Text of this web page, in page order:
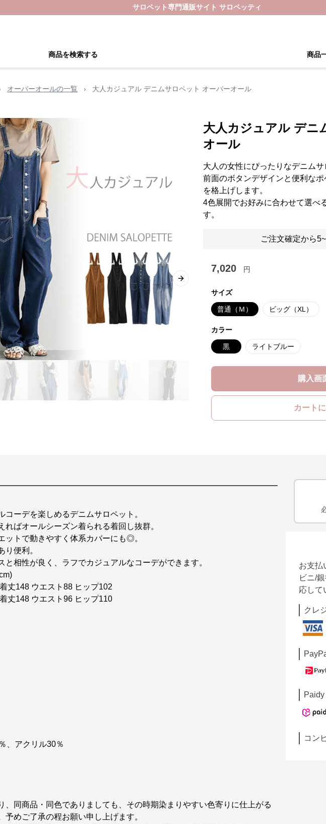
サロペット専門通販サイト サロペッティ
商品を検索する 商品
オーバーオールの一覧 › 大人カジュアル デニムサロペット オーバーオール
Next slide
大人カジュアル デニ
オール
大人の女性にぴったりなデニムサ
前面のボタンデザインと便利な
を格上げします。
4色展開でお好みに合わせて選べ
す。
ご注文確定から
7,020 円
サイズ
普通（Ｍ） ビッグ（XL）
カラー
黒 ライトブルー
購入画
カート
コーデを楽しめるデニムサロペット。
ればオールシーズン着られる着回し抜群。
ットで動きやすく体系カバーにも◎。
り便利。
と相性が良く、ラフでカジュアルなコーデができます。
148 ウエスト88 ヒップ102
丈148 ウエスト96 ヒップ110
、アクリル30％
、同商品・同色でありましても、その時期染まりやすい色寄りに仕上がる
予めご了承の程お願い申し上げます。
お支払
ビニ/
応して
クレ
Paidy
コン